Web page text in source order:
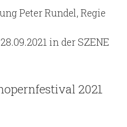
Peter Rundel, Regie
in der SZENE
2021